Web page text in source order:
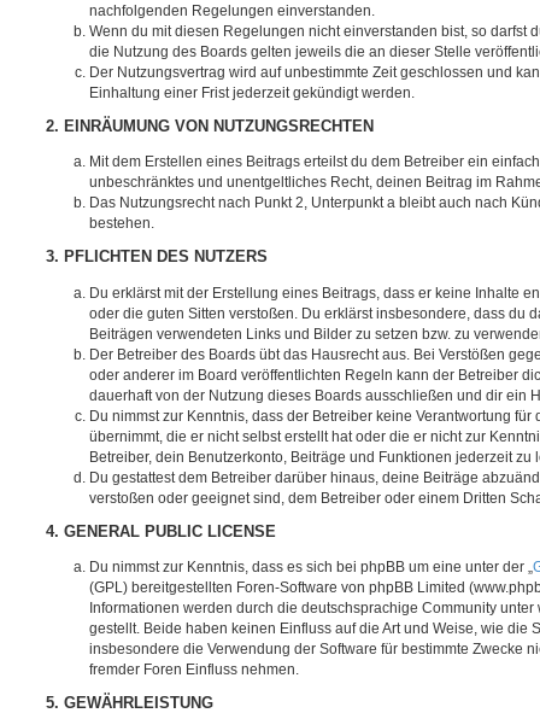
nachfolgenden Regelungen einverstanden.
Wenn du mit diesen Regelungen nicht einverstanden bist, so darfst
die Nutzung des Boards gelten jeweils die an dieser Stelle
Der Nutzungsvertrag wird auf unbestimmte Zeit geschlossen und
Einhaltung einer Frist jederzeit gekündigt werden.
2. EINRÄUMUNG VON NUTZUNGSRECHTEN
Mit dem Erstellen eines Beitrags erteilst du dem Betreiber ein
unbeschränktes und unentgeltliches Recht, deinen Beitrag im
Das Nutzungsrecht nach Punkt 2, Unterpunkt a bleibt auch nach
bestehen.
3. PFLICHTEN DES NUTZERS
Du erklärst mit der Erstellung eines Beitrags, dass er keine Inhalte
oder die guten Sitten verstoßen. Du erklärst insbesondere, dass du
Beiträgen verwendeten Links und Bilder zu setzen bzw. zu
Der Betreiber des Boards übt das Hausrecht aus. Bei Verstößen
oder anderer im Board veröffentlichten Regeln kann der Betreiber
dauerhaft von der Nutzung dieses Boards ausschließen und dir ein
Du nimmst zur Kenntnis, dass der Betreiber keine Verantwortung für
übernimmt, die er nicht selbst erstellt hat oder die er nicht zur
Betreiber, dein Benutzerkonto, Beiträge und Funktionen jederzeit zu
Du gestattest dem Betreiber darüber hinaus, deine Beiträge
verstoßen oder geeignet sind, dem Betreiber oder einem Dritten
4. GENERAL PUBLIC LICENSE
Du nimmst zur Kenntnis, dass es sich bei phpBB um eine unter der „
(GPL) bereitgestellten Foren-Software von phpBB Limited
Informationen werden durch die deutschsprachige Community
gestellt. Beide haben keinen Einfluss auf die Art und Weise, wie die
insbesondere die Verwendung der Software für bestimmte Zwecke
fremder Foren Einfluss nehmen.
5. GEWÄHRLEISTUNG